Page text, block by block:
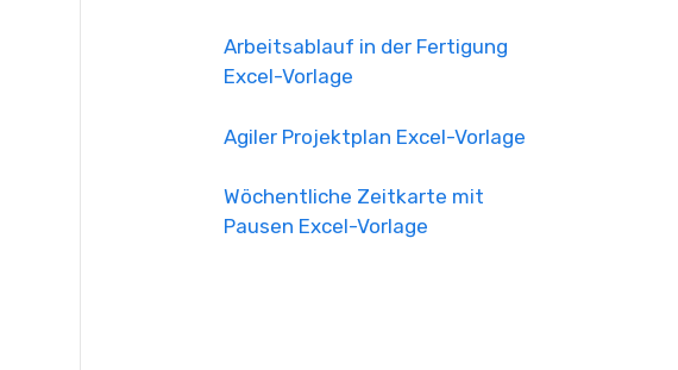
Arbeitsablauf in der Fertigung
Excel-Vorlage
Agiler Projektplan Excel-Vorlage
Wöchentliche Zeitkarte mit
Pausen Excel-Vorlage